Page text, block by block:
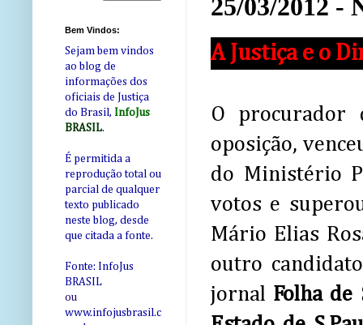
25/03/2012 -
A Justiça e o
O procurador
oposição,
do Ministério
votos e
Mário Elias
outro
jornal Folha de
Bem Vindos:
Sejam bem vindos
ao blog de
informações dos
oficiais de Justiça
do Brasil, InfoJus
BRASIL.
É permitida a
reprodução total ou
parcial de qualquer
texto publicado
neste blog, desde
que citada a fonte.
Fonte: InfoJus
BRASIL
ou
www.infojusbrasil.c